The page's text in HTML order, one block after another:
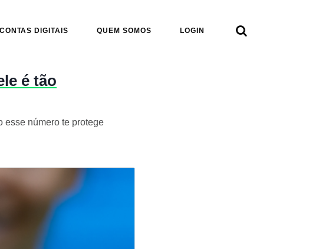
CONTAS DIGITAIS QUEM SOMOS LOGIN 
é tão
esse número te protege